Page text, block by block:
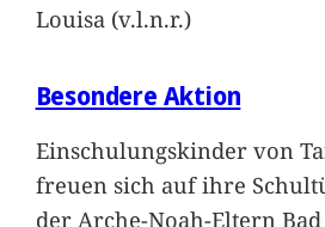
Louisa (v.l.n.r.)
Besondere Aktion
Einschulungskinder von
freuen sich auf ihre
der Arche-Noah-Eltern